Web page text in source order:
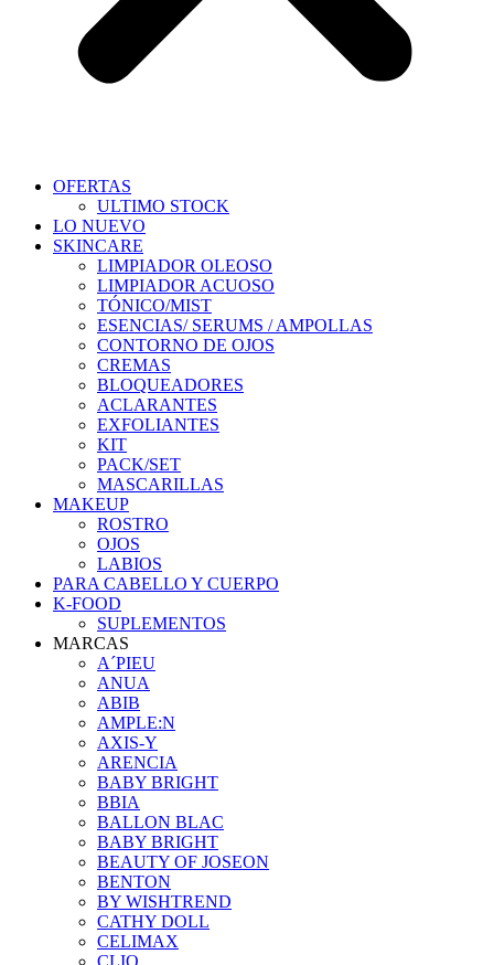
OFERTAS
ULTIMO STOCK
LO NUEVO
SKINCARE
LIMPIADOR OLEOSO
LIMPIADOR ACUOSO
TÓNICO/MIST
ESENCIAS/ SERUMS / AMPOLLAS
CONTORNO DE OJOS
CREMAS
BLOQUEADORES
ACLARANTES
EXFOLIANTES
KIT
PACK/SET
MASCARILLAS
MAKEUP
ROSTRO
OJOS
LABIOS
PARA CABELLO Y CUERPO
K-FOOD
SUPLEMENTOS
MARCAS
A´PIEU
ANUA
ABIB
AMPLE:N
AXIS-Y
ARENCIA
BABY BRIGHT
BBIA
BALLON BLAC
BABY BRIGHT
BEAUTY OF JOSEON
BENTON
BY WISHTREND
CATHY DOLL
CELIMAX
CLIO